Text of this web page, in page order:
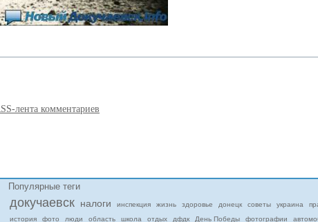
лента комментариев
Популярные теги
докучаевск налоги инспекция жизнь здоровье донецк советы украина
история фото люди область школа отдых дфдк День Победы фотографии